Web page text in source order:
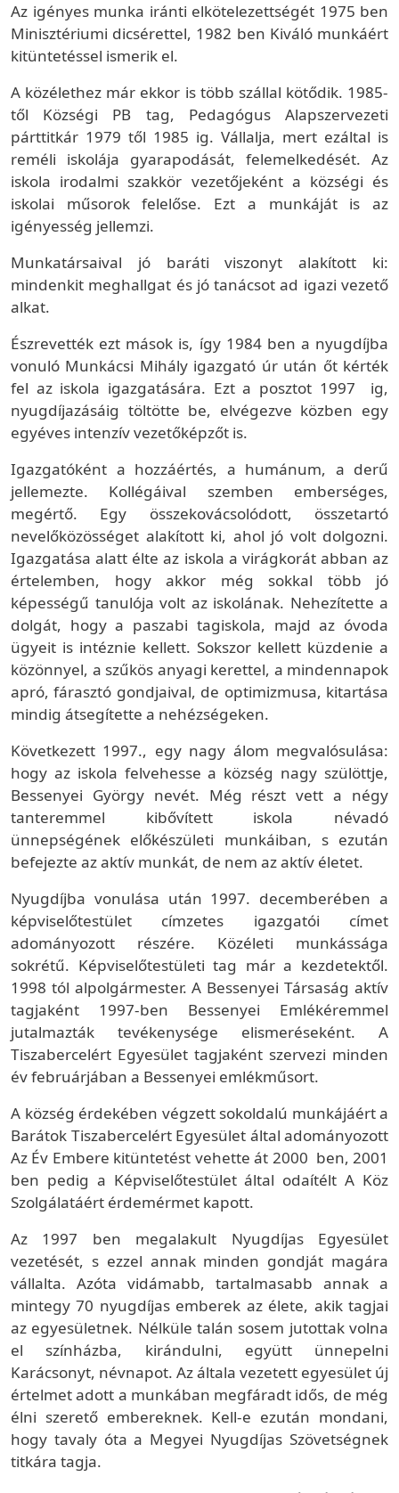
Az igényes munka iránti elkötelezettségét 1975 ben
Minisztériumi dicsérettel, 1982 ben Kiváló munkáért
kitüntetéssel ismerik el.
A közélethez már ekkor is több szállal kötődik. 1985-
től Községi PB tag, Pedagógus Alapszervezeti
párttitkár 1979 től 1985 ig. Vállalja, mert ezáltal is
reméli iskolája gyarapodását, felemelkedését. Az
iskola irodalmi szakkör vezetőjeként a községi és
iskolai műsorok felelőse. Ezt a munkáját is az
igényesség jellemzi.
Munkatársaival jó baráti viszonyt alakított ki:
mindenkit meghallgat és jó tanácsot ad igazi vezető
alkat.
Észrevették ezt mások is, így 1984 ben a nyugdíjba
vonuló Munkácsi Mihály igazgató úr után őt kérték
fel az iskola igazgatására. Ezt a posztot 1997 ig,
nyugdíjazásáig töltötte be, elvégezve közben egy
egyéves intenzív vezetőképzőt is.
Igazgatóként a hozzáértés, a humánum, a derű
jellemezte. Kollégáival szemben emberséges,
megértő. Egy összekovácsolódott, összetartó
nevelőközösséget alakított ki, ahol jó volt dolgozni.
Igazgatása alatt élte az iskola a virágkorát abban az
értelemben, hogy akkor még sokkal több jó
képességű tanulója volt az iskolának. Nehezítette a
dolgát, hogy a paszabi tagiskola, majd az óvoda
ügyeit is intéznie kellett. Sokszor kellett küzdenie a
közönnyel, a szűkös anyagi kerettel, a mindennapok
apró, fárasztó gondjaival, de optimizmusa, kitartása
mindig átsegítette a nehézségeken.
Következett 1997., egy nagy álom megvalósulása:
hogy az iskola felvehesse a község nagy szülöttje,
Bessenyei György nevét. Még részt vett a négy
tanteremmel kibővített iskola névadó
ünnepségének előkészületi munkáiban, s ezután
befejezte az aktív munkát, de nem az aktív életet.
Nyugdíjba vonulása után 1997. decemberében a
képviselőtestület címzetes igazgatói címet
adományozott részére. Közéleti munkássága
sokrétű. Képviselőtestületi tag már a kezdetektől.
1998 tól alpolgármester. A Bessenyei Társaság aktív
tagjaként 1997-ben Bessenyei Emlékéremmel
jutalmazták tevékenysége elismeréseként. A
Tiszabercelért Egyesület tagjaként szervezi minden
év februárjában a Bessenyei emlékműsort.
A község érdekében végzett sokoldalú munkájáért a
Barátok Tiszabercelért Egyesület által adományozott
Az Év Embere kitüntetést vehette át 2000 ben, 2001
ben pedig a Képviselőtestület által odaítélt A Köz
Szolgálatáért érdemérmet kapott.
Az 1997 ben megalakult Nyugdíjas Egyesület
vezetését, s ezzel annak minden gondját magára
vállalta. Azóta vidámabb, tartalmasabb annak a
mintegy 70 nyugdíjas emberek az élete, akik tagjai
az egyesületnek. Nélküle talán sosem jutottak volna
el színházba, kirándulni, együtt ünnepelni
Karácsonyt, névnapot. Az általa vezetett egyesület új
értelmet adott a munkában megfáradt idős, de még
élni szerető embereknek. Kell-e ezután mondani,
hogy tavaly óta a Megyei Nyugdíjas Szövetségnek
titkára tagja.